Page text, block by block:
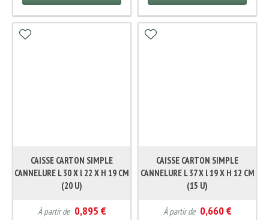
CAISSE CARTON SIMPLE
CANNELURE L 30 X l 22 X H 19 CM
(20 U)
À partir de 0,895 €
CAISSE CARTON SIMPLE
CANNELURE L 37 X l 19 X H 12 CM
(15 U)
À partir de 0,660 €